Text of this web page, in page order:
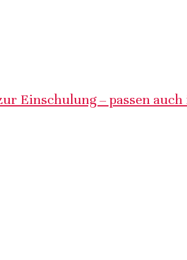
Einschulung – passen